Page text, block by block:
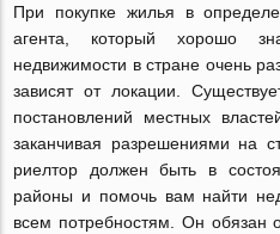
При покупке жилья в
агента, который хорошо
недвижимости в стране очень
зависят от локации.
постановлений местных
заканчивая разрешениями на
риелтор должен быть в
районы и помочь вам найти
всем потребностям. Он обязан